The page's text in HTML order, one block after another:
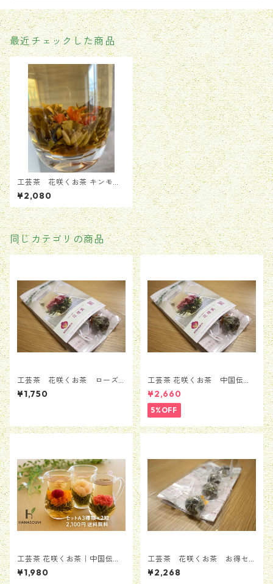
最近チェックした商品
工芸茶 花咲くお茶 キンモク
セイ香り「丹桂漂香」12粒
¥2,080
同じカテゴリの商品
工芸茶 花咲くお茶 ローズ
入り・華やか 5粒セット
¥1,750
工芸茶 花咲くお茶 中国伝統
花茶 工芸茶8粒セット
¥2,660
5%OFF
工芸茶 花咲くお茶｜中国伝統
花茶 工芸茶9粒セット
¥1,980
工芸茶 花咲くお茶 お得セ
ットB 9粒セット（3種類*3
粒））
¥2,268